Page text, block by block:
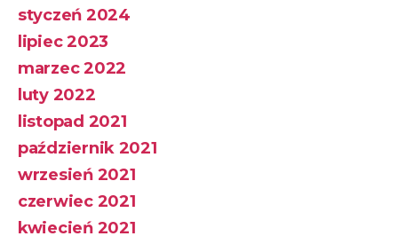
styczeń 2024
lipiec 2023
marzec 2022
luty 2022
listopad 2021
październik 2021
wrzesień 2021
czerwiec 2021
kwiecień 2021